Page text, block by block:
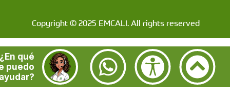
¿En qué
puedo
Copyright © 2025 EMCALI. All rights reserved